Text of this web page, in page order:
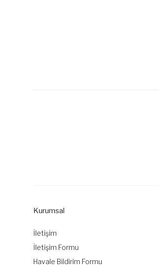
Ürün bilgilerinde hatalar bulunuyor.
Bu ürüne benzer farklı alternatifler olmalı.
Kurumsal
İletişim
İletişim Formu
Havale Bildirim Formu